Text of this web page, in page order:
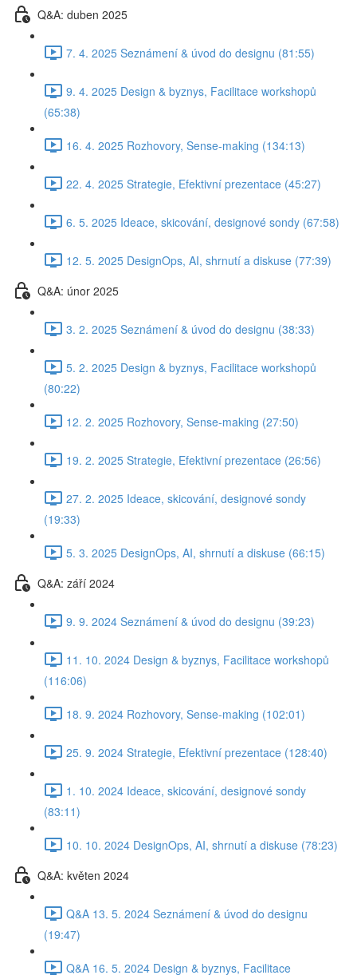
Q&A: duben 2025
7. 4. 2025 Seznámení & úvod do designu (81:55)
9. 4. 2025 Design & byznys, Facilitace workshopů
(65:38)
16. 4. 2025 Rozhovory, Sense-making (134:13)
22. 4. 2025 Strategie, Efektivní prezentace (45:27)
6. 5. 2025 Ideace, skicování, designové sondy (67:58)
12. 5. 2025 DesignOps, AI, shrnutí a diskuse (77:39)
Q&A: únor 2025
3. 2. 2025 Seznámení & úvod do designu (38:33)
5. 2. 2025 Design & byznys, Facilitace workshopů
(80:22)
12. 2. 2025 Rozhovory, Sense-making (27:50)
19. 2. 2025 Strategie, Efektivní prezentace (26:56)
27. 2. 2025 Ideace, skicování, designové sondy
(19:33)
5. 3. 2025 DesignOps, AI, shrnutí a diskuse (66:15)
Q&A: září 2024
9. 9. 2024 Seznámení & úvod do designu (39:23)
11. 10. 2024 Design & byznys, Facilitace workshopů
(116:06)
18. 9. 2024 Rozhovory, Sense-making (102:01)
25. 9. 2024 Strategie, Efektivní prezentace (128:40)
1. 10. 2024 Ideace, skicování, designové sondy
(83:11)
10. 10. 2024 DesignOps, AI, shrnutí a diskuse (78:23)
Q&A: květen 2024
Q&A 13. 5. 2024 Seznámení & úvod do designu
(19:47)
Q&A 16. 5. 2024 Design & byznys, Facilitace